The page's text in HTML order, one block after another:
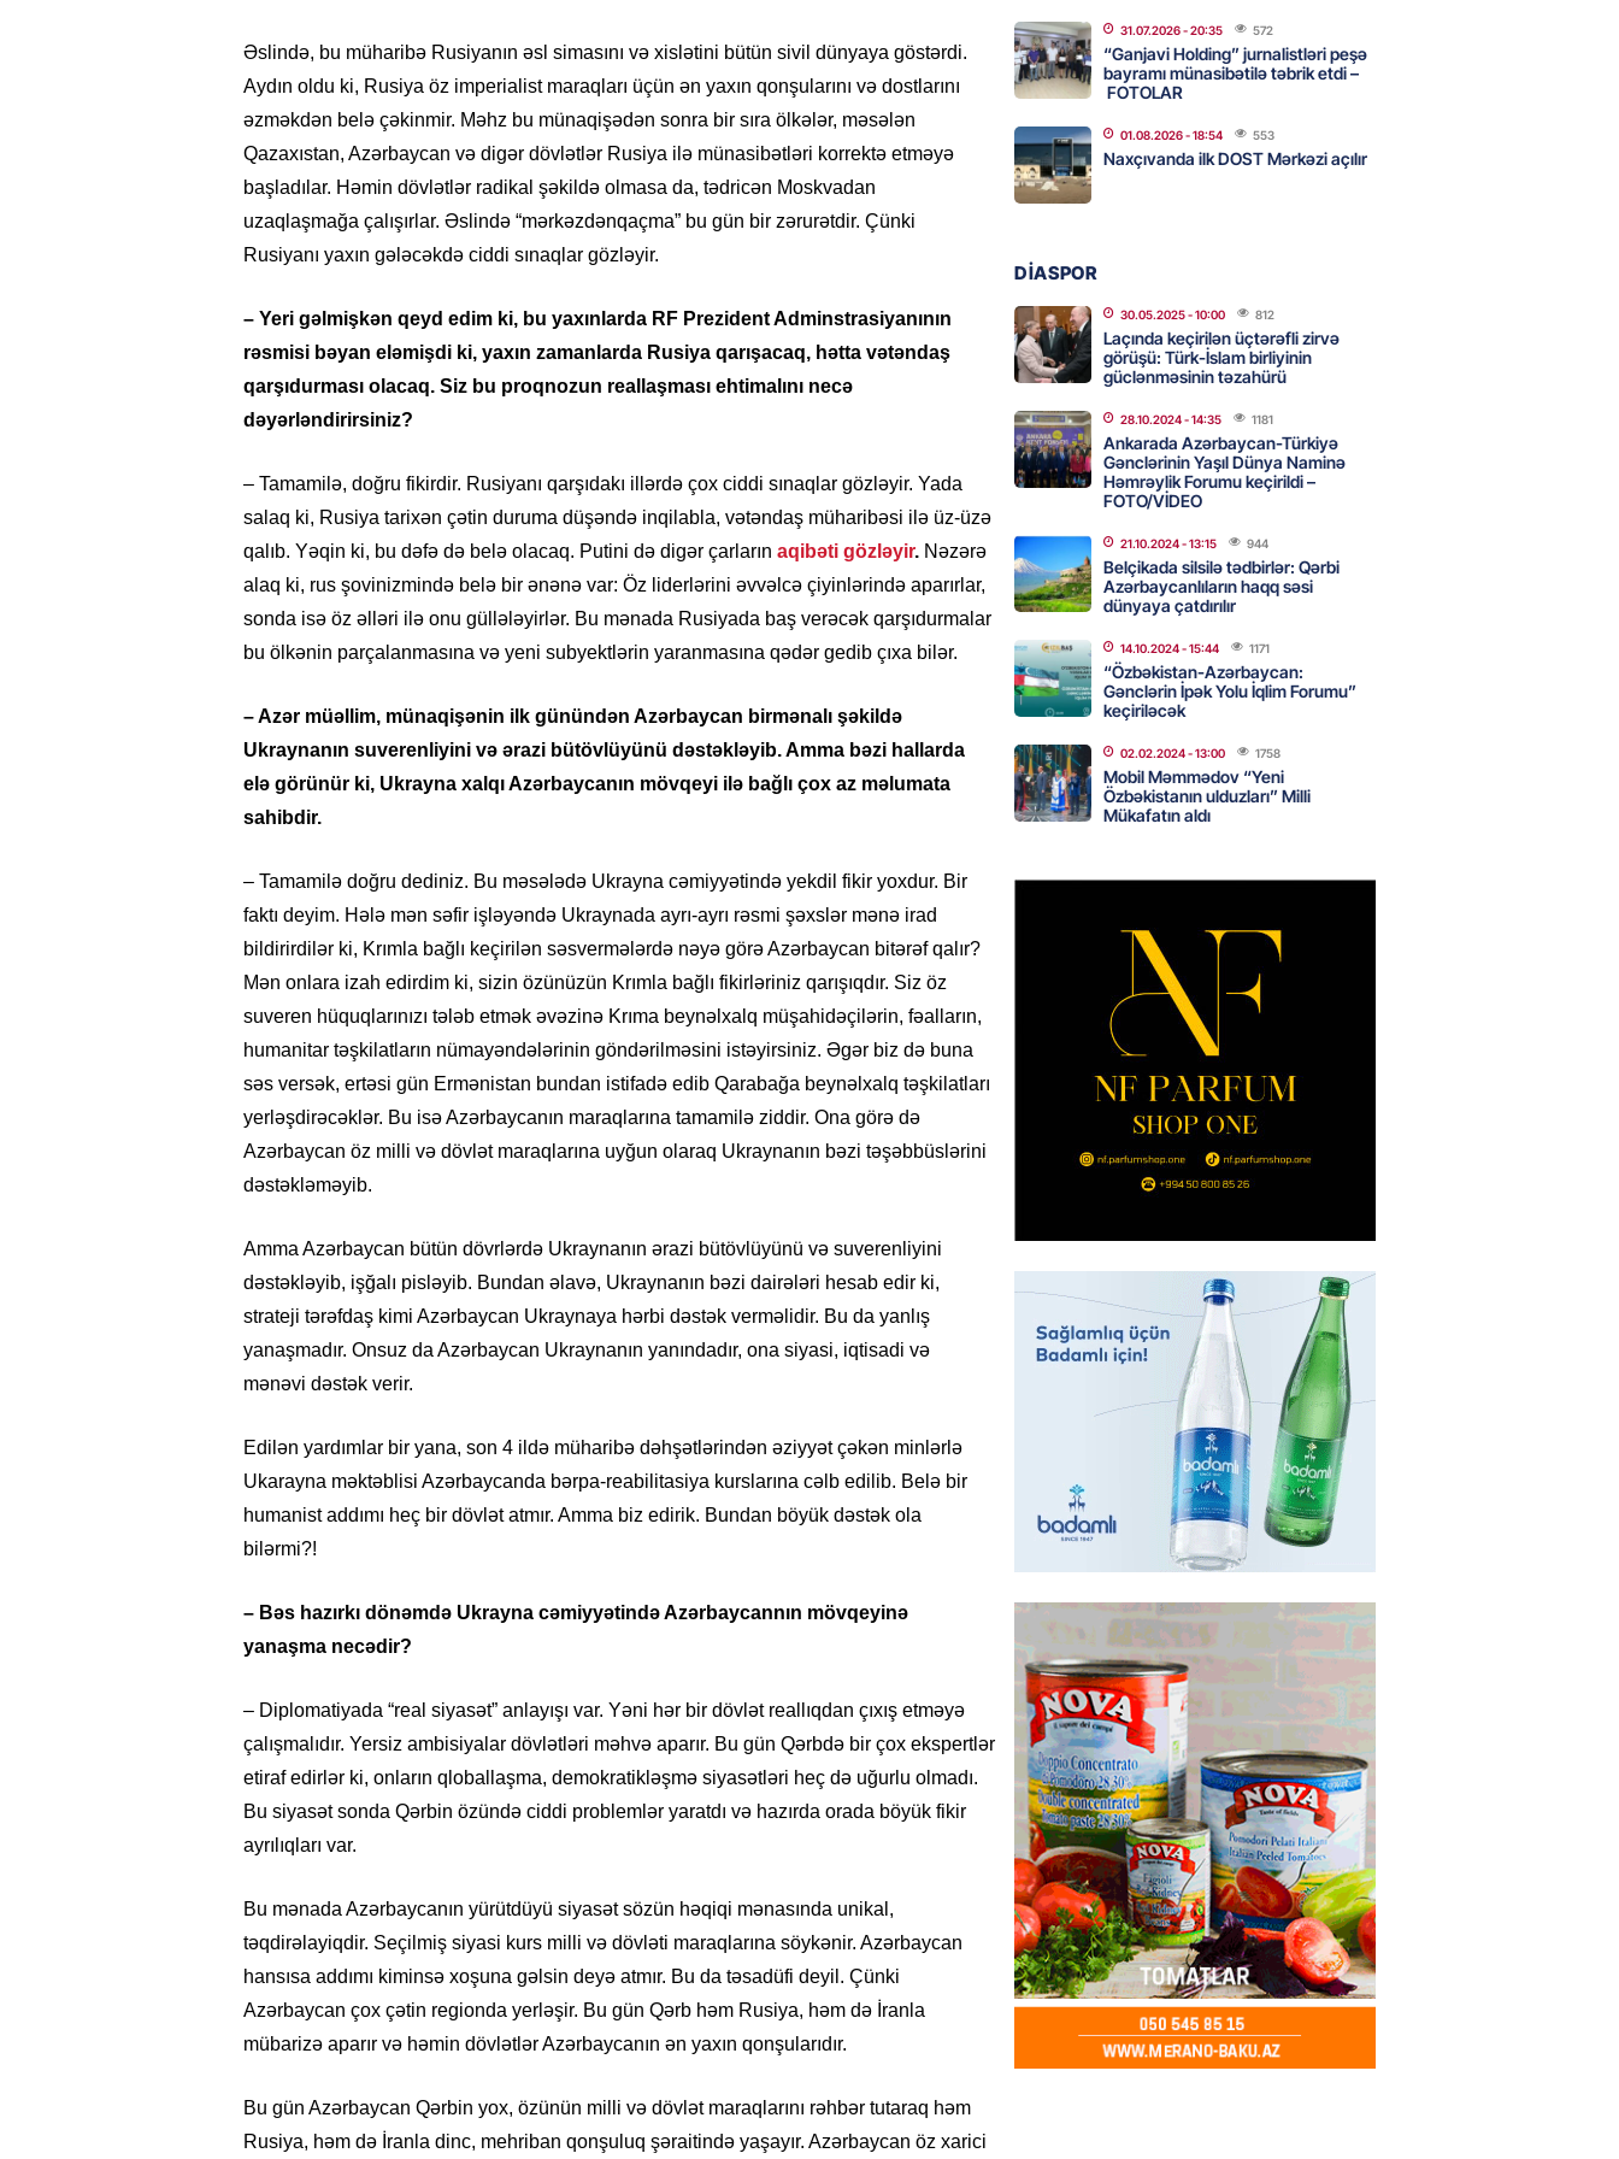
Əslində, bu müharibə Rusiyanın əsl simasını və xislətini bütün sivil dünyaya göstərdi.
Aydın oldu ki, Rusiya öz imperialist maraqları üçün ən yaxın qonşularını və dostlarını
əzməkdən belə çəkinmir. Məhz bu münaqişədən sonra bir sıra ölkələr, məsələn
Qazaxıstan, Azərbaycan və digər dövlətlər Rusiya ilə münasibətləri korrektə etməyə
başladılar. Həmin dövlətlər radikal şəkildə olmasa da, tədricən Moskvadan
uzaqlaşmağa çalışırlar. Əslində “mərkəzdənqaçma” bu gün bir zərurətdir. Çünki
Rusiyanı yaxın gələcəkdə ciddi sınaqlar gözləyir.
– Yeri gəlmişkən qeyd edim ki, bu yaxınlarda RF Prezident Adminstrasiyanının
rəsmisi bəyan eləmişdi ki, yaxın zamanlarda Rusiya qarışacaq, hətta vətəndaş
qarşıdurması olacaq. Siz bu proqnozun reallaşması ehtimalını necə
dəyərləndirirsiniz?
– Tamamilə, doğru fikirdir. Rusiyanı qarşıdakı illərdə çox ciddi sınaqlar gözləyir. Yada
salaq ki, Rusiya tarixən çətin duruma düşəndə inqilabla, vətəndaş müharibəsi ilə üz-üzə
qalıb. Yəqin ki, bu dəfə də belə olacaq. Putini də digər çarların aqibəti gözləyir. Nəzərə
alaq ki, rus şovinizmində belə bir ənənə var: Öz liderlərini əvvəlcə çiyinlərində aparırlar,
sonda isə öz əlləri ilə onu güllələyirlər. Bu mənada Rusiyada baş verəcək qarşıdurmalar
bu ölkənin parçalanmasına və yeni subyektlərin yaranmasına qədər gedib çıxa bilər.
– Azər müəllim, münaqişənin ilk günündən Azərbaycan birmənalı şəkildə
Ukraynanın suverenliyini və ərazi bütövlüyünü dəstəkləyib. Amma bəzi hallarda
elə görünür ki, Ukrayna xalqı Azərbaycanın mövqeyi ilə bağlı çox az məlumata
sahibdir.
– Tamamilə doğru dediniz. Bu məsələdə Ukrayna cəmiyyətində yekdil fikir yoxdur. Bir
faktı deyim. Hələ mən səfir işləyəndə Ukraynada ayrı-ayrı rəsmi şəxslər mənə irad
bildirirdilər ki, Krımla bağlı keçirilən səsvermələrdə nəyə görə Azərbaycan bitərəf qalır?
Mən onlara izah edirdim ki, sizin özünüzün Krımla bağlı fikirləriniz qarışıqdır. Siz öz
suveren hüquqlarınızı tələb etmək əvəzinə Krıma beynəlxalq müşahidəçilərin, fəalların,
humanitar təşkilatların nümayəndələrinin göndərilməsini istəyirsiniz. Əgər biz də buna
səs versək, ertəsi gün Ermənistan bundan istifadə edib Qarabağa beynəlxalq təşkilatları
yerləşdirəcəklər. Bu isə Azərbaycanın maraqlarına tamamilə ziddir. Ona görə də
Azərbaycan öz milli və dövlət maraqlarına uyğun olaraq Ukraynanın bəzi təşəbbüslərini
dəstəkləməyib.
Amma Azərbaycan bütün dövrlərdə Ukraynanın ərazi bütövlüyünü və suverenliyini
dəstəkləyib, işğalı pisləyib. Bundan əlavə, Ukraynanın bəzi dairələri hesab edir ki,
strateji tərəfdaş kimi Azərbaycan Ukraynaya hərbi dəstək verməlidir. Bu da yanlış
yanaşmadır. Onsuz da Azərbaycan Ukraynanın yanındadır, ona siyasi, iqtisadi və
mənəvi dəstək verir.
Edilən yardımlar bir yana, son 4 ildə müharibə dəhşətlərindən əziyyət çəkən minlərlə
Ukarayna məktəblisi Azərbaycanda bərpa-reabilitasiya kurslarına cəlb edilib. Belə bir
humanist addımı heç bir dövlət atmır. Amma biz edirik. Bundan böyük dəstək ola
bilərmi?!
– Bəs hazırkı dönəmdə Ukrayna cəmiyyətində Azərbaycannın mövqeyinə
yanaşma necədir?
– Diplomatiyada “real siyasət” anlayışı var. Yəni hər bir dövlət reallıqdan çıxış etməyə
çalışmalıdır. Yersiz ambisiyalar dövlətləri məhvə aparır. Bu gün Qərbdə bir çox ekspertlər
etiraf edirlər ki, onların qloballaşma, demokratikləşmə siyasətləri heç də uğurlu olmadı.
Bu siyasət sonda Qərbin özündə ciddi problemlər yaratdı və hazırda orada böyük fikir
ayrılıqları var.
Bu mənada Azərbaycanın yürütdüyü siyasət sözün həqiqi mənasında unikal,
təqdirəlayiqdir. Seçilmiş siyasi kurs milli və dövləti maraqlarına söykənir. Azərbaycan
hansısa addımı kiminsə xoşuna gəlsin deyə atmır. Bu da təsadüfi deyil. Çünki
Azərbaycan çox çətin regionda yerləşir. Bu gün Qərb həm Rusiya, həm də İranla
mübarizə aparır və həmin dövlətlər Azərbaycanın ən yaxın qonşularıdır.
Bu gün Azərbaycan Qərbin yox, özünün milli və dövlət maraqlarını rəhbər tutaraq həm
Rusiya, həm də İranla dinc, mehriban qonşuluq şəraitində yaşayır. Azərbaycan öz xarici
Azərbaycanın UNESCO-dakı yeni
nümayəndəsi kimdir? – DOSYE
06.08.2026 - 16:00
HADISƏ
Sərhədlərimizi pozan 26 nəfər tutuldu
DÜNYA
Kiyev Başqırdıstan və Yaroslavldakı
neft emal zavodunu vurub
06.08.2026- 15:30
GÜNDƏM
Pezeşkian Azərbaycanla bağlı tapşırıq
verdi: vali hərəkətə keçdi
REKLAM
Birbank Star kartını indi sifariş
edin, nağdlaşdırmanı komissiyasız
edin
06.08.2026- 15:07 89
ÖLKƏ
Bu agentlikdə sədr müavinini AZCON
təyin edəcək
Azərbaycan Ukraynaya qaz tədarük
etməyə hazırdır – Ceyhun Bayramov
- 14:45
Prezident Əliyev 2 diplomatı geri çağırdı
- 14:30
imiş
06.08.2026- 14:15 81
MANŞET
Sarkisyanın əmlakı müsadirə EDİLDİ
82
İtaliyada zibil qutusuna atılan 1 milyon
avroluq lotereya bileti iki günlük
axtarışdan sonra tapılıb
06.08.2026- 13:45 72
Tərtərdə FACİƏ – Ər-arvad yanaraq
ÖLDÜ
06.08.2026- 13:30 84
BANNER
Tramp: İranla müharibəyə yox, sülhə
üstünlük verərdim
06.08.2026- 13:15 83
GÜNDƏM
Azərbaycan üzərindən Ermənistana
Rusiya buğdası gedib
- 13:00
31.07.2026- 20:35 572
“Ganjavi Holding” jurnalistləri peşə
bayramı münasibətilə təbrik etdi –
FOTOLAR
01.08.2026- 18:54 553
Naxçıvanda ilk DOST Mərkəzi açılır
DİASPOR
30.05.2025- 10:00 812
Laçında keçirilən üçtərəfli zirvə
görüşü: Türk-İslam birliyinin
güclənməsinin təzahürü
28.10.2024- 14:35 1181
Ankarada Azərbaycan-Türkiyə
Gənclərinin Yaşıl Dünya Naminə
Həmrəylik Forumu keçirildi –
FOTO/VİDEO
21.10.2024- 13:15 944
Belçikada silsilə tədbirlər: Qərbi
Azərbaycanlıların haqq səsi
dünyaya çatdırılır
14.10.2024- 15:44 1171
“Özbəkistan-Azərbaycan:
Gənclərin İpək Yolu İqlim Forumu”
keçiriləcək
02.02.2024- 13:00 1758
Mobil Məmmədov “Yeni
Özbəkistanın ulduzları” Milli
Mükafatın aldı